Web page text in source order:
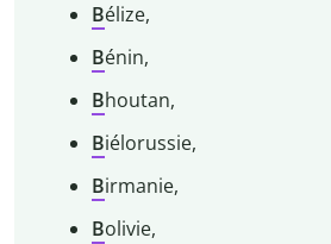
Bélize,
Bénin,
Bhoutan,
Biélorussie,
Birmanie,
Bolivie,